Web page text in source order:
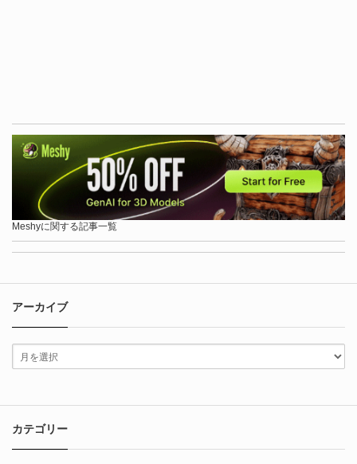
Meshyに関する記事一覧
アーカイブ
カテゴリー